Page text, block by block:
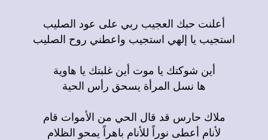
أعلنت حبك العجيب ربي على عود الصليب
استجيب يا إلهي استجيب واعطني روح الصليب
أين شوكتك يا موت أين غلبتك يا هاوية
ها نسل المرأة يسحق رأس الحية
ملاك حارس قد قال الحي من الأموات قام
لأنام أعطى نوراً للأنام باهراً يمحو الظلام